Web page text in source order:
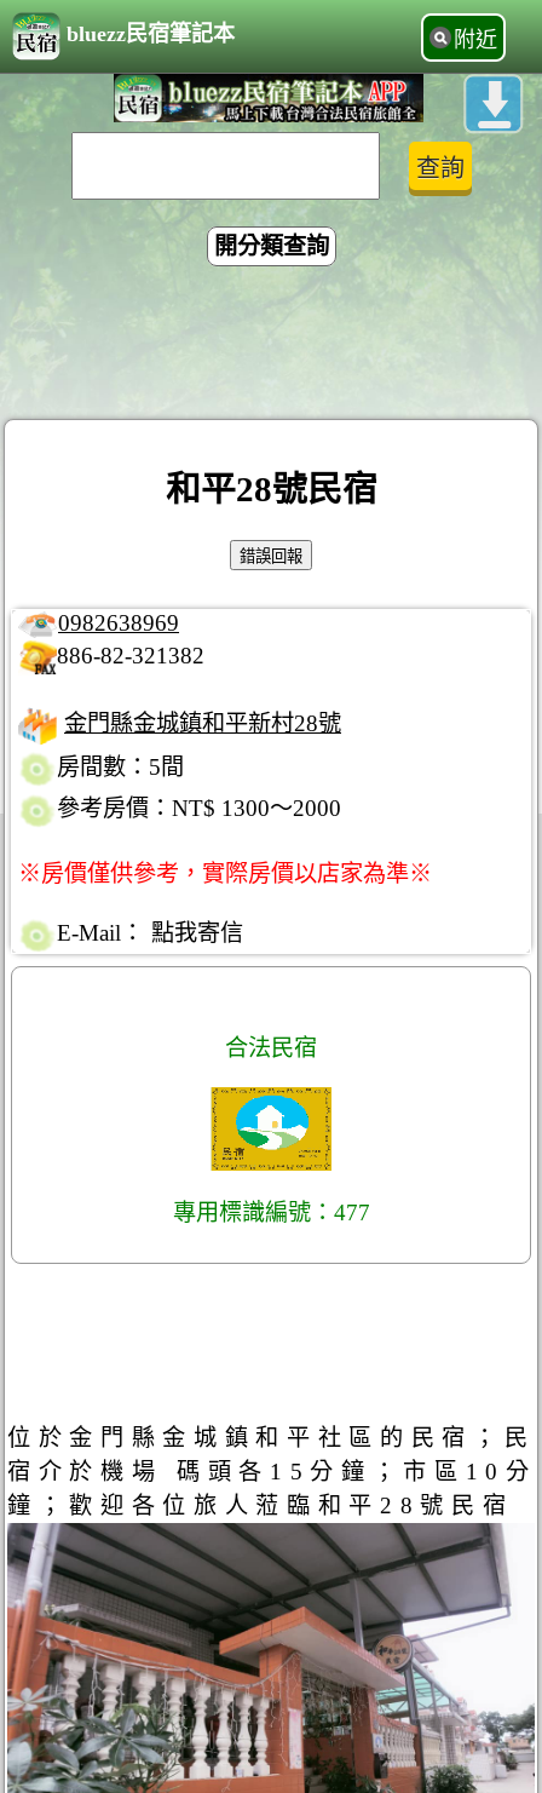
bluezz民宿筆記本 附近
開分類查詢
和平28號民宿
0982638969
886-82-321382
金門縣金城鎮和平新村28號
房間數：5間
參考房價：NT$ 1300～2000
※房價僅供參考，實際房價以店家為準※
E-Mail： 點我寄信
合法民宿
專用標識編號：477
位於金門縣金城鎮和平社區的民宿；民
宿介於機場 碼頭各15分鐘；市區10分
鐘；歡迎各位旅人蒞臨和平28號民宿